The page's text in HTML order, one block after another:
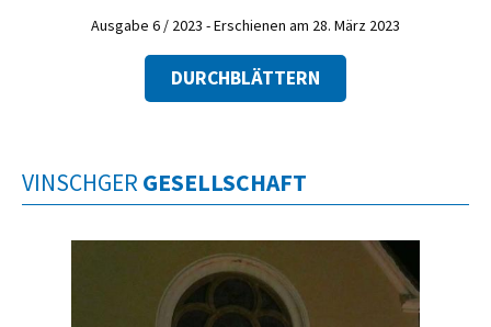
Ausgabe 6 / 2023 - Erschienen am 28. März 2023
DURCHBLÄTTERN
VINSCHGER GESELLSCHAFT